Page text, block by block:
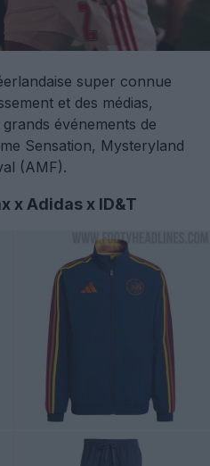
super connue
et des médias,
événements de
Sensation, Mysteryland
(AMF).
x Adidas x ID&T